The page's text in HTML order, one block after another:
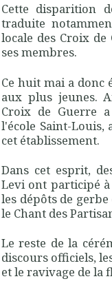
Cette disparition
traduite
locale des Croix
ses membres.
Ce huit mai a donc
aux plus jeunes.
Croix de Guerre
l'école Saint-Louis,
cet établissement.
Dans cet esprit,
Levi ont participé à
les dépôts de
le Chant des
Le reste de la
discours officiels,
et le ravivage de la